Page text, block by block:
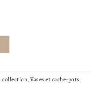
collection,Vases et cache-pots